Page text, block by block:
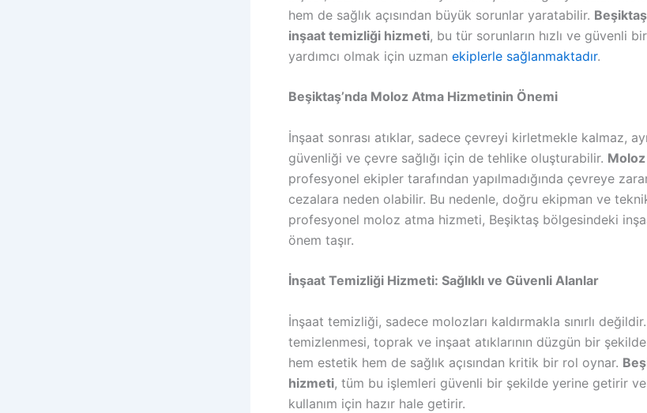
hem de sağlık açısından büyük sorunlar yaratabilir.
inşaat temizliği hizmeti, bu tür sorunların hızlı ve güvenli
yardımcı olmak için uzman ekiplerle sağlanmaktadır.
Beşiktaş’nda Moloz Atma Hizmetinin Önemi
İnşaat sonrası atıklar, sadece çevreyi kirletmekle kalmaz,
güvenliği ve çevre sağlığı için de tehlike oluşturabilir.
profesyonel ekipler tarafından yapılmadığında çevreye
cezalara neden olabilir. Bu nedenle, doğru ekipman ve
profesyonel moloz atma hizmeti, Beşiktaş bölgesindeki
önem taşır.
İnşaat Temizliği Hizmeti: Sağlıklı ve Güvenli Alanlar
İnşaat temizliği, sadece molozları kaldırmakla sınırlı
temizlenmesi, toprak ve inşaat atıklarının düzgün bir şekilde
hem estetik hem de sağlık açısından kritik bir rol oynar.
hizmeti, tüm bu işlemleri güvenli bir şekilde yerine getirir ve
kullanım için hazır hale getirir.